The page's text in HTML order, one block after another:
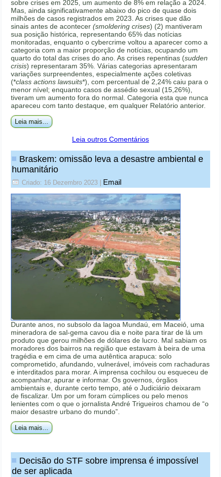
sobre crises em 2025, um aumento de 8% em relação a 2024.
Mas, ainda significativamente abaixo do pico de quase dois
milhões de casos registrados em 2023. As crises que dão
sinais antes de acontecer(smoldering crises) (2) mantiveram
sua posição histórica, representando 65% das notícias
monitoradas, enquanto o cybercrime voltou a aparecer como a
categoria com a maior proporção de notícias, ocupando um
quarto do total das crises do ano. As crises repentinas (sudden
crisis) representaram 35%. Várias categorias apresentaram
variações surpreendentes, especialmente ações coletivas
(*class actions lawsuits*), com percentual de 2,24% caiu para o
menor nível; enquanto casos de assédio sexual (15,26%),
tiveram um aumento fora do normal. Categoria esta que nunca
apareceu com tanto destaque, em qualquer Relatório anterior.
Leia mais...
Leia outros Comentários
Braskem: omissão leva a desastre ambiental e
humanitário
Criado: 16 Dezembro 2023 Email
Durante anos, no subsolo da lagoa Mundaú, em Maceió, uma
mineradora de sal-gema cavou dia e noite para tirar de lá um
produto que gerou milhões de dólares de lucro. Mal sabiam os
moradores dos bairros na região que estavam à beira de uma
tragédia e em cima de uma autêntica arapuca: solo
comprometido, afundando, vulnerável, imóveis com rachaduras
e interditados para morar. A imprensa cochilou ou esqueceu de
acompanhar, apurar e informar. Os governos, órgãos
ambientais e, durante certo tempo, até o Judiciário deixaram
de fiscalizar. Um por um foram cúmplices ou pelo menos
lenientes com o que o jornalista André Trigueiros chamou de “o
maior desastre urbano do mundo”.
Leia mais...
Decisão do STF sobre imprensa é impossível
de ser aplicada